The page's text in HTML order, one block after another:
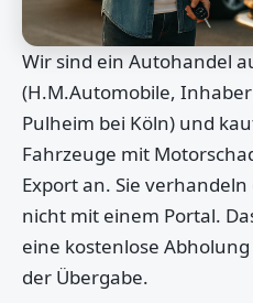
Wir sind ein Autohandel
(H.M.Automobile,
Pulheim bei Köln) und
Fahrzeuge mit
Export an. Sie
nicht mit einem Portal.
eine kostenlose
der Übergabe.